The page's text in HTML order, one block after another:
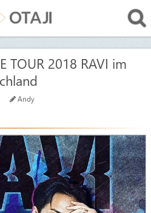
TOUR 2018 RAVI im
Andy